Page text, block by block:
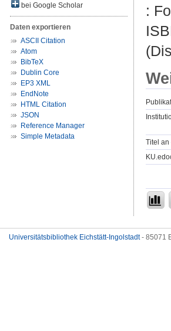
bei Google Scholar
Daten exportieren
ASCII Citation
Atom
BibTeX
Dublin Core
EP3 XML
EndNote
HTML Citation
JSON
Reference Manager
Simple Metadata
:
Titel an
Universitätsbibliothek Eichstätt-Ingolstadt- 85071